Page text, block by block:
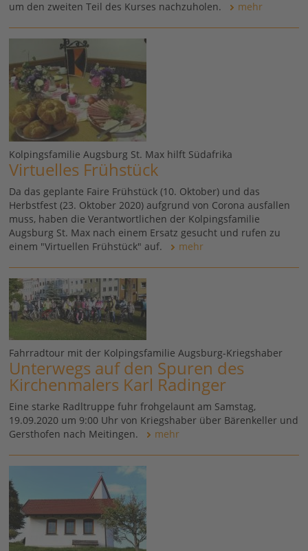
um den zweiten Teil des Kurses nachzuholen.
mehr
Kolpingsfamilie Augsburg St. Max hilft Südafrika
Virtuelles Frühstück
Da das geplante Faire Frühstück (10. Oktober) und das
Herbstfest (23. Oktober 2020) aufgrund von Corona ausfallen
muss, haben die Verantwortlichen der Kolpingsfamilie
Augsburg St. Max nach einem Ersatz gesucht und rufen zu
einem "Virtuellen Frühstück" auf.
mehr
Fahrradtour mit der Kolpingsfamilie Augsburg-Kriegshaber
Unterwegs auf den Spuren des
Kirchenmalers Karl Radinger
Eine starke Radltruppe fuhr frohgelaunt am Samstag,
19.09.2020 um 9:00 Uhr von Kriegshaber über Bärenkeller und
Gersthofen nach Meitingen.
mehr